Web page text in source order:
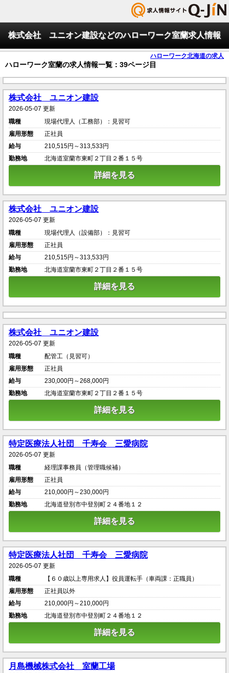
株式会社 ユニオン建設などのハローワーク室蘭求人情報
ハローワーク北海道の求人
ハローワーク室蘭の求人情報一覧：39ページ目
株式会社 ユニオン建設
2026-05-07 更新
職種
現場代理人（工務部）：見習可
雇用形態
正社員
給与
210,515円～313,533円
勤務地
北海道室蘭市東町２丁目２番１５号
詳細を見る
株式会社 ユニオン建設
2026-05-07 更新
職種
現場代理人（設備部）：見習可
雇用形態
正社員
給与
210,515円～313,533円
勤務地
北海道室蘭市東町２丁目２番１５号
詳細を見る
株式会社 ユニオン建設
2026-05-07 更新
職種
配管工（見習可）
雇用形態
正社員
給与
230,000円～268,000円
勤務地
北海道室蘭市東町２丁目２番１５号
詳細を見る
特定医療法人社団 千寿会 三愛病院
2026-05-07 更新
職種
経理課事務員（管理職候補）
雇用形態
正社員
給与
210,000円～230,000円
勤務地
北海道登別市中登別町２４番地１２
詳細を見る
特定医療法人社団 千寿会 三愛病院
2026-05-07 更新
職種
【６０歳以上専用求人】役員運転手（車両課：正職員）
雇用形態
正社員以外
給与
210,000円～210,000円
勤務地
北海道登別市中登別町２４番地１２
詳細を見る
月島機械株式会社 室蘭工場